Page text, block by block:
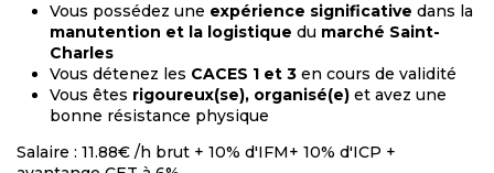
Vous possédez une expérience significative dans la
manutention et la logistique du marché Saint-
Charles
Vous détenez les CACES 1 et 3 en cours de validité
Vous êtes rigoureux(se), organisé(e) et avez une
bonne résistance physique
Salaire : 11.88€ /h brut + 10% d'IFM+ 10% d'ICP +